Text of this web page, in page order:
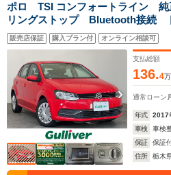
ポロ TSI コンフォートライン
リングストップ Bluetooth接続
ABS付き 横滑り防止装置 盗難
ウ
販売店保証 購入プラン付 オンライン相談可
支払総額
136.4
通常ローン
年式 2017
車検
車検
保証
保証
住所
栃木